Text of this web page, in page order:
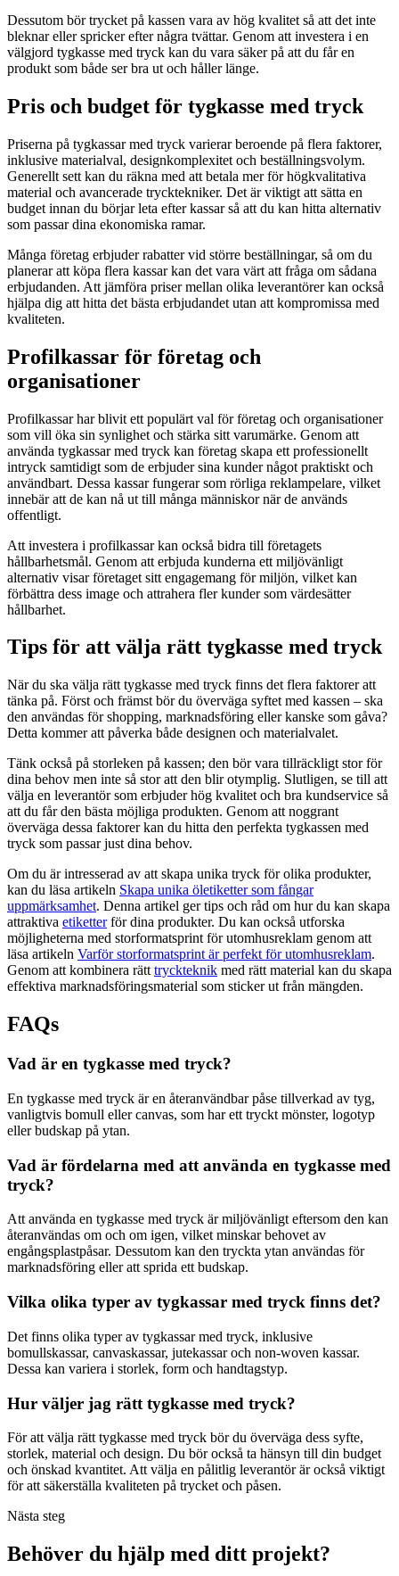
Dessutom bör trycket på kassen vara av hög kvalitet så att det inte
bleknar eller spricker efter några tvättar. Genom att investera i en
välgjord tygkasse med tryck kan du vara säker på att du får en
produkt som både ser bra ut och håller länge.
Pris och budget för tygkasse med tryck
Priserna på tygkassar med tryck varierar beroende på flera faktorer,
inklusive materialval, designkomplexitet och beställningsvolym.
Generellt sett kan du räkna med att betala mer för högkvalitativa
material och avancerade trycktekniker. Det är viktigt att sätta en
budget innan du börjar leta efter kassar så att du kan hitta alternativ
som passar dina ekonomiska ramar.
Många företag erbjuder rabatter vid större beställningar, så om du
planerar att köpa flera kassar kan det vara värt att fråga om sådana
erbjudanden. Att jämföra priser mellan olika leverantörer kan också
hjälpa dig att hitta det bästa erbjudandet utan att kompromissa med
kvaliteten.
Profilkassar för företag och
organisationer
Profilkassar har blivit ett populärt val för företag och organisationer
som vill öka sin synlighet och stärka sitt varumärke. Genom att
använda tygkassar med tryck kan företag skapa ett professionellt
intryck samtidigt som de erbjuder sina kunder något praktiskt och
användbart. Dessa kassar fungerar som rörliga reklampelare, vilket
innebär att de kan nå ut till många människor när de används
offentligt.
Att investera i profilkassar kan också bidra till företagets
hållbarhetsmål. Genom att erbjuda kunderna ett miljövänligt
alternativ visar företaget sitt engagemang för miljön, vilket kan
förbättra dess image och attrahera fler kunder som värdesätter
hållbarhet.
Tips för att välja rätt tygkasse med tryck
När du ska välja rätt tygkasse med tryck finns det flera faktorer att
tänka på. Först och främst bör du överväga syftet med kassen – ska
den användas för shopping, marknadsföring eller kanske som gåva?
Detta kommer att påverka både designen och materialvalet.
Tänk också på storleken på kassen; den bör vara tillräckligt stor för
dina behov men inte så stor att den blir otymplig. Slutligen, se till att
välja en leverantör som erbjuder hög kvalitet och bra kundservice så
att du får den bästa möjliga produkten. Genom att noggrant
överväga dessa faktorer kan du hitta den perfekta tygkassen med
tryck som passar just dina behov.
Om du är intresserad av att skapa unika tryck för olika produkter,
kan du läsa artikeln Skapa unika öletiketter som fångar
uppmärksamhet. Denna artikel ger tips och råd om hur du kan skapa
attraktiva etiketterför dina produkter. Du kan också utforska
möjligheterna med storformatsprint för utomhusreklam genom att
läsa artikeln Varför storformatsprint är perfekt för utomhusreklam.
Genom att kombinera rätt tryckteknik med rätt material kan du skapa
effektiva marknadsföringsmaterial som sticker ut från mängden.
FAQs
Vad är en tygkasse med tryck?
En tygkasse med tryck är en återanvändbar påse tillverkad av tyg,
vanligtvis bomull eller canvas, som har ett tryckt mönster, logotyp
eller budskap på ytan.
Vad är fördelarna med att använda en tygkasse med
tryck?
Att använda en tygkasse med tryck är miljövänligt eftersom den kan
återanvändas om och om igen, vilket minskar behovet av
engångsplastpåsar. Dessutom kan den tryckta ytan användas för
marknadsföring eller att sprida ett budskap.
Vilka olika typer av tygkassar med tryck finns det?
Det finns olika typer av tygkassar med tryck, inklusive
bomullskassar, canvaskassar, jutekassar och non-woven kassar.
Dessa kan variera i storlek, form och handtagstyp.
Hur väljer jag rätt tygkasse med tryck?
För att välja rätt tygkasse med tryck bör du överväga dess syfte,
storlek, material och design. Du bör också ta hänsyn till din budget
och önskad kvantitet. Att välja en pålitlig leverantör är också viktigt
för att säkerställa kvaliteten på trycket och påsen.
Nästa steg
Behöver du hjälp med ditt projekt?